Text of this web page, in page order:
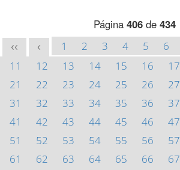
Página 406de 434
<< < 1 2 3 4 5 6
11
12 13 14 15 16 17
21
22 23 24 25 26 27
31
32 33 34 35 36 37
41
42 43 44 45 46 47
51
52 53 54 55 56 57
61
62 63 64 65 66 67